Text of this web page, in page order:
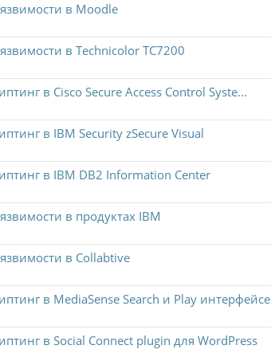
в Moodle
в Technicolor TC7200
в Cisco Secure Access Control Syste...
в IBM Security zSecure Visual
в IBM DB2 Information Center
в продуктах IBM
в Collabtive
в MediaSense Search и Play интерфейсе
в Social Connect plugin для WordPress